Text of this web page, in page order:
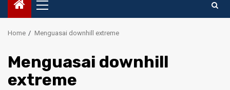
Primary
Menu
Home Menguasai downhill extreme
Menguasai downhill
extreme